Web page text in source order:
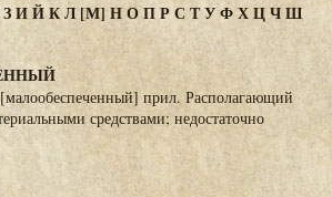
ЗИЙКЛ[М] НОПРС ТУФХЦЧШ
прил. Располагающий
средствами; недостаточно